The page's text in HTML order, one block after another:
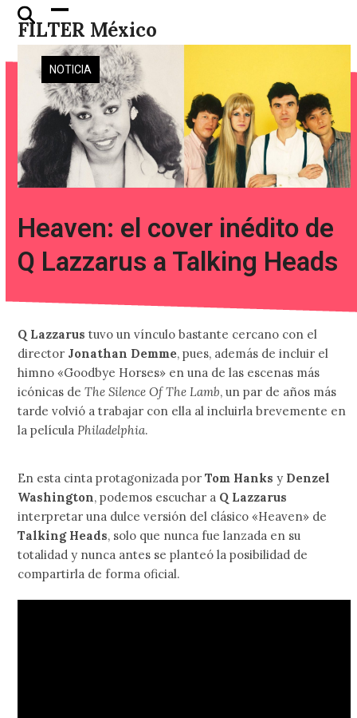
Skip
content
FILTER México
Open
mobile
menu
Close
mobile
menu
NOTICIA
Heaven: el cover inédito de
Q Lazzarus a Talking Heads
Q Lazzarus tuvo un vínculo bastante cercano con el
director Jonathan Demme, pues, además de incluir el
himno «Goodbye Horses» en una de las escenas más
icónicas deThe Silence Of The Lamb, un par de años más
tarde volvió a trabajar con ella al incluirla brevemente en
la películaPhiladelphia.
En esta cinta protagonizada porTom Hanks y Denzel
Washington, podemos escuchar a Q Lazzarus
interpretar una dulce versión del clásico «Heaven» de
Talking Heads, solo que nunca fue lanzada en su
totalidad y nunca antes se planteó la posibilidad de
compartirla de forma oficial.